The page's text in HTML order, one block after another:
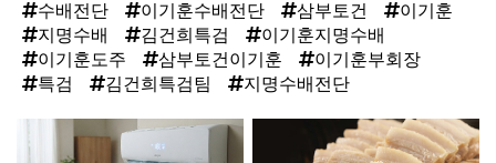
수배전단 이기훈수배전단 삼부토건
이기훈
지명수배
김건희특검
이기훈지명수배
이기훈도주
삼부토건이기훈
이기훈부회장
특검
김건희특검팀 지명수배전단
라